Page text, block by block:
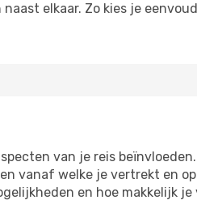
elkaar. Zo kies je
van je reis
vanaf welke je vertrekt en
en hoe makkelijk